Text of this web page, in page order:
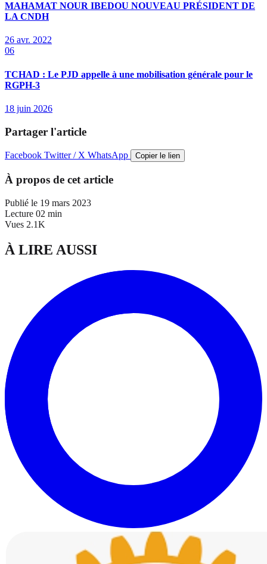
MAHAMAT NOUR IBEDOU NOUVEAU PRÉSIDENT DE
LA CNDH
26 avr. 2022
06
TCHAD : Le PJD appelle à une mobilisation générale pour le
RGPH-3
18 juin 2026
Partager l'article
Facebook Twitter / X WhatsApp Copier le lien
À propos de cet article
Publié le 19 mars 2023
Lecture 02 min
Vues 2.1K
À LIRE AUSSI